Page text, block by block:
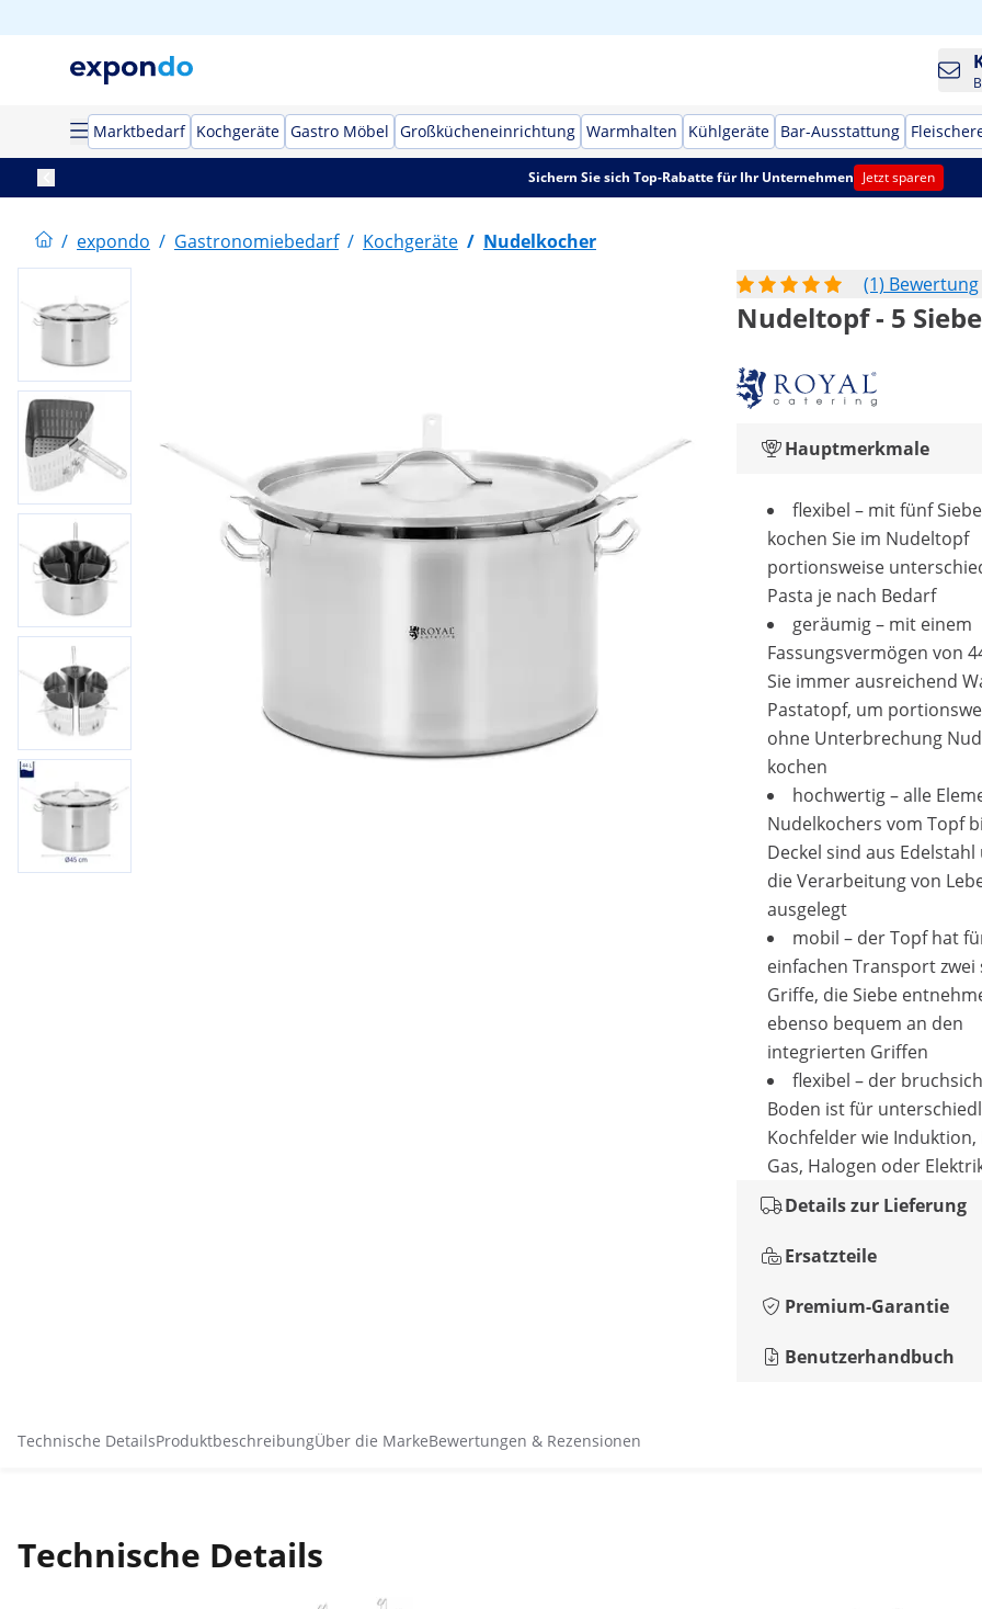
Marktbedarf Kochgeräte Gastro Möbel Großkücheneinrichtung Warmhalten Kühlgeräte Bar-Ausstattung
Sichern Sie sich Top-Rabatte für Ihr Unternehmen Jetzt sparen
/ expondo / Gastronomiebedarf / Kochgeräte / Nudelkocher
(1) Bewertung
Nudeltopf - 5
Hauptmerkmale
flexibel – mit fünf
kochen Sie im Nudeltopf
portionsweise
Pasta je nach Bedarf
geräumig – mit einem
Fassungsvermögen von
Sie immer ausreichend
Pastatopf, um
ohne Unterbrechung
kochen
hochwertig – alle
Nudelkochers vom Topf
Deckel sind aus
die Verarbeitung von
ausgelegt
mobil – der Topf hat
einfachen Transport zwei
Griffe, die Siebe
ebenso bequem an den
integrierten Griffen
flexibel – der
Boden ist für
Kochfelder wie Induktion,
Gas, Halogen oder
Details zur Lieferung
Ersatzteile
Premium-Garantie
Benutzerhandbuch
Technische DetailsProduktbeschreibungÜber die MarkeBewertungen & Rezensionen
Technische Details